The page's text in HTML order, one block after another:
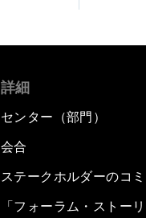
詳細
センター（部門）
会合
ステークホルダーのコ
「フォーラム・ストーリ